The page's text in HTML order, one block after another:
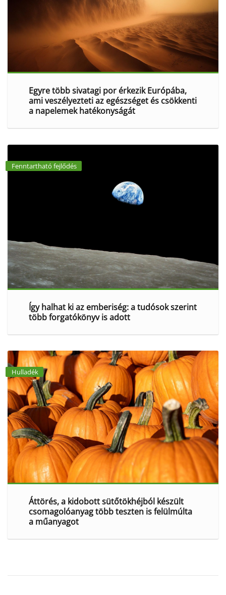
Egyre több sivatagi por érkezik Európába,
ami veszélyezteti az egészséget és csökkenti
a napelemek hatékonyságát
Fenntartható fejlődés
Így halhat ki az emberiség: a tudósok szerint
több forgatókönyv is adott
Hulladék
Áttörés, a kidobott sütőtökhéjból készült
csomagolóanyag több teszten is felülmúlta
a műanyagot